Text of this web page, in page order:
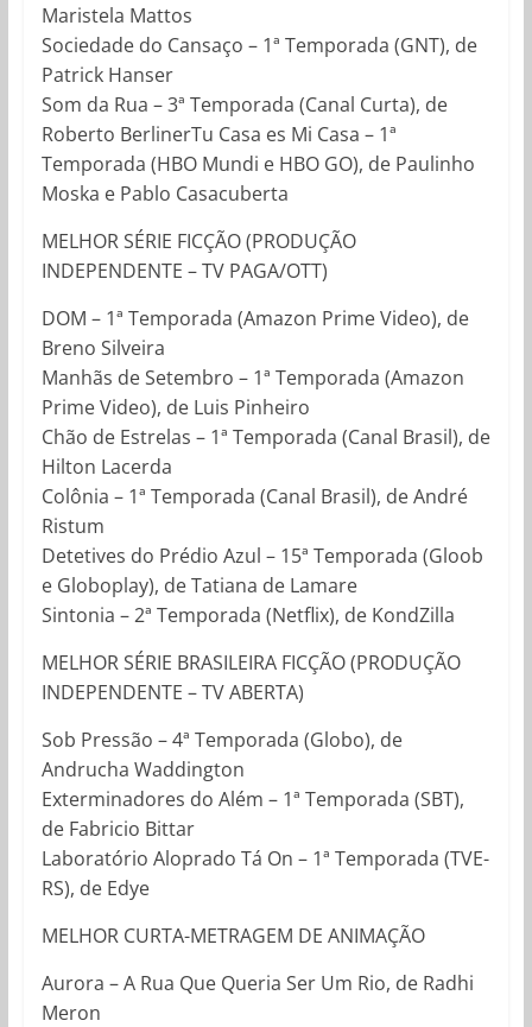
Maristela Mattos
Sociedade do Cansaço – 1ª Temporada (GNT), de
Patrick Hanser
Som da Rua – 3ª Temporada (Canal Curta), de
Roberto BerlinerTu Casa es Mi Casa – 1ª
Temporada (HBO Mundi e HBO GO), de Paulinho
Moska e Pablo Casacuberta
MELHOR SÉRIE FICÇÃO (PRODUÇÃO
INDEPENDENTE – TV PAGA/OTT)
DOM – 1ª Temporada (Amazon Prime Video), de
Breno Silveira
Manhãs de Setembro – 1ª Temporada (Amazon
Prime Video), de Luis Pinheiro
Chão de Estrelas – 1ª Temporada (Canal Brasil), de
Hilton Lacerda
Colônia – 1ª Temporada (Canal Brasil), de André
Ristum
Detetives do Prédio Azul – 15ª Temporada (Gloob
e Globoplay), de Tatiana de Lamare
Sintonia – 2ª Temporada (Netflix), de KondZilla
MELHOR SÉRIE BRASILEIRA FICÇÃO (PRODUÇÃO
INDEPENDENTE – TV ABERTA)
Sob Pressão – 4ª Temporada (Globo), de
Andrucha Waddington
Exterminadores do Além – 1ª Temporada (SBT),
de Fabricio Bittar
Laboratório Aloprado Tá On – 1ª Temporada (TVE-
RS), de Edye
MELHOR CURTA-METRAGEM DE ANIMAÇÃO
Aurora – A Rua Que Queria Ser Um Rio, de Radhi
Meron